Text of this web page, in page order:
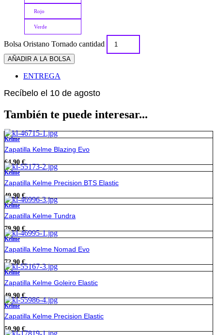
Rojo
Verde
Bolsa Oristano Tornado cantidad
AÑADIR A LA BOLSA
ENTREGA
Recíbelo el 10 de agosto
También te puede interesar...
Kelme
Zapatilla Kelme Blazing Evo
64,90 €
Kelme
Zapatilla Kelme Precision BTS Elastic
49,90 €
Kelme
Zapatilla Kelme Tundra
79,90 €
Kelme
Zapatilla Kelme Nomad Evo
72,90€
Kelme
Zapatilla Kelme Goleiro Elastic
49,90€
Kelme
Zapatilla Kelme Precision Elastic
50,90 €